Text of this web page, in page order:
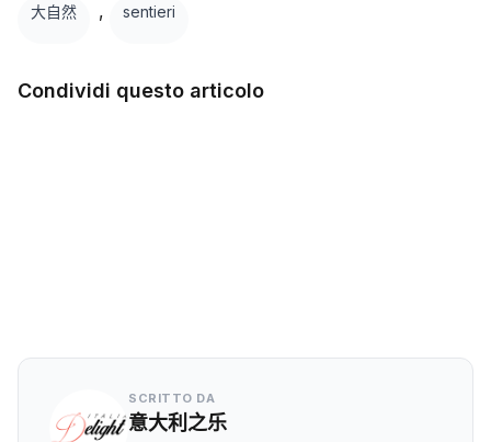
大自然 , sentieri
Condividi questo articolo
SCRITTO DA
意大利之乐